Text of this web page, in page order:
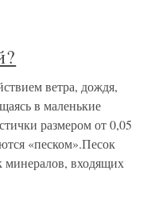
ветра, дождя,
в маленькие
размером от 0,05
«песком».Песок
минералов, входящих